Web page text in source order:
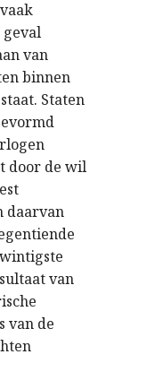
van
binnen
Staten
door de wil
daarvan
van
van de